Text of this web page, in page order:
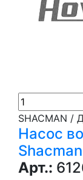
SHACMAN /
Насос
Арт.: